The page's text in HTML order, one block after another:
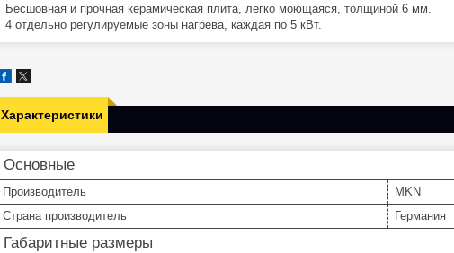
Бесшовная и прочная керамическая плита, легко моющаяся, толщиной 6 мм.
4 отдельно регулируемые зоны нагрева, каждая по 5 кВт.
Характеристики
Основные
Производитель
MKN
Страна производитель
Германия
Габаритные размеры